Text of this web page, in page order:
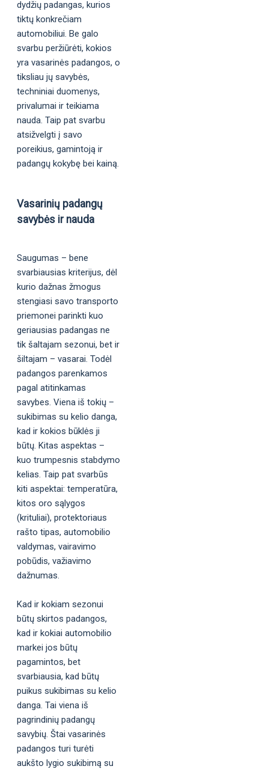
dydžių padangas, kurios
tiktų konkrečiam
automobiliui. Be galo
svarbu peržiūrėti, kokios
yra vasarinės padangos, o
tiksliau jų savybės,
techniniai duomenys,
privalumai ir teikiama
nauda. Taip pat svarbu
atsižvelgti į savo
poreikius, gamintoją ir
padangų kokybę bei kainą.
Vasarinių padangų
savybės ir nauda
Saugumas – bene
svarbiausias kriterijus, dėl
kurio dažnas žmogus
stengiasi savo transporto
priemonei parinkti kuo
geriausias padangas ne
tik šaltajam sezonui, bet ir
šiltajam – vasarai. Todėl
padangos parenkamos
pagal atitinkamas
savybes. Viena iš tokių –
sukibimas su kelio danga,
kad ir kokios būklės ji
būtų. Kitas aspektas –
kuo trumpesnis stabdymo
kelias. Taip pat svarbūs
kiti aspektai: temperatūra,
kitos oro sąlygos
(krituliai), protektoriaus
rašto tipas, automobilio
valdymas, vairavimo
pobūdis, važiavimo
dažnumas.
Kad ir kokiam sezonui
būtų skirtos padangos,
kad ir kokiai automobilio
markei jos būtų
pagamintos, bet
svarbiausia, kad būtų
puikus sukibimas su kelio
danga. Tai viena iš
pagrindinių padangų
savybių. Štai vasarinės
padangos turi turėti
aukšto lygio sukibimą su